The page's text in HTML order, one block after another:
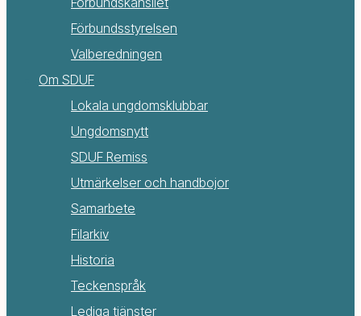
Förbundsstyrelsen
Valberedningen
Om SDUF
Lokala ungdomsklubbar
Ungdomsnytt
SDUF Remiss
Utmärkelser och handbojor
Samarbete
Filarkiv
Historia
Teckenspråk
Lediga tjänster